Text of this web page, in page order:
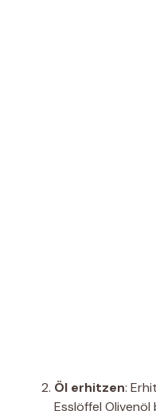
Öl erhitzen:
Esslöffel